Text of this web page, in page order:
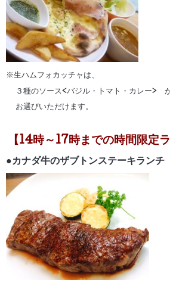
※生ハムフォカッチャは、
３種のソース<バジル・トマト・カレー>
お選びいただけます。
【14時～17時までの時間限定ラ
●カナダ牛のザブトンステーキランチ